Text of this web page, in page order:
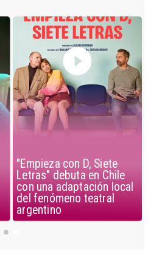
"Empieza con D, Siete
Letras" debuta en Chile
con una adaptación local
del fenómeno teatral
argentino